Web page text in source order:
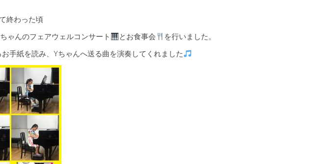
終わった頃
ゃんのフェアウェルコンサート
とお食事会
を行いました。
手紙を読み、Yちゃんへ送る曲を演奏してくれました